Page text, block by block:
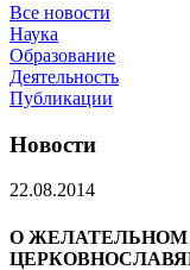
Все новости
Наука
Образование
Деятельность
Публикации
Новости
22.08.2014
О